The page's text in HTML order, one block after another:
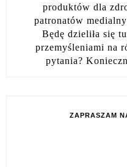
produktów dla
patronatów
Będę dzieliła się
przemyśleniami na
pytania?
ZAPRASZAM